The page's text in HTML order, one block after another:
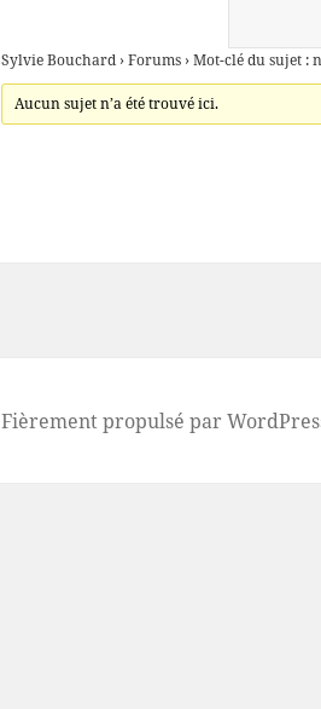
Sylvie Bouchard ›Forums ›Mot-clé du sujet :
Aucun sujet n’a été trouvé ici.
Fièrement propulsé par